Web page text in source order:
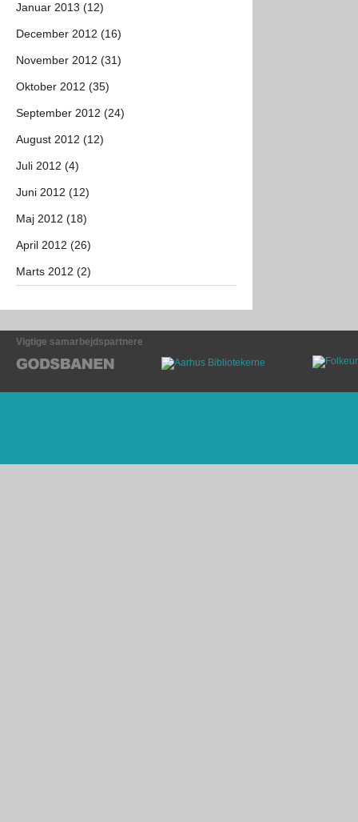
Januar 2013 (12)
December 2012 (16)
November 2012 (31)
Oktober 2012 (35)
September 2012 (24)
August 2012 (12)
Juli 2012 (4)
Juni 2012 (12)
Maj 2012 (18)
April 2012 (26)
Marts 2012 (2)
Vigtige samarbejdspartnere